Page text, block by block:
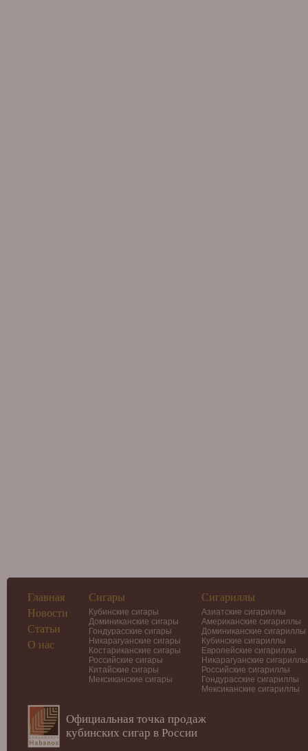
Главная
Новости
Статьи
О нас
Сигары
Кубинские сигары
Доминиканские сигары
Гондурасские сигары
Никарагуанские сигары
Костариканские сигары
Российские сигары
Китайские сигары
Мексиканские сигары
Сигариллы
Азиатские сигариллы
Американские сигариллы
Доминиканские сигариллы
Кубинские сигариллы
Европейские сигариллы
Никарагуанские сигариллы
Российские сигариллы
Гондурасские сигариллы
Мексиканские сигариллы
Официальная точка продаж
кубинских сигар в России